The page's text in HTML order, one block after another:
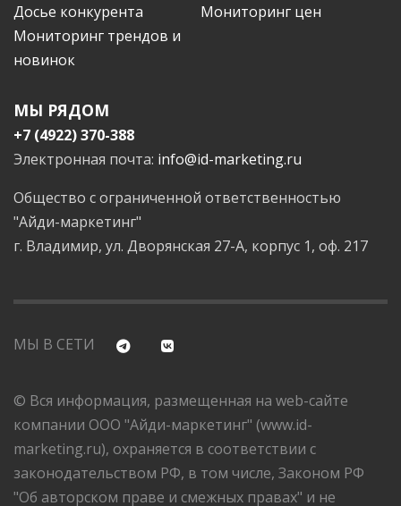
Досье конкурента
Мониторинг цен
Мониторинг трендов и
новинок
МЫ РЯДОМ
+7 (4922) 370-388
Электронная почта: info@id-marketing.ru
Общество с ограниченной ответственностью
"Айди-маркетинг"
г. Владимир, ул. Дворянская 27-А, корпус 1, оф. 217
МЫ В СЕТИ
© Вся информация, размещенная на web-сайте
компании ООО "Айди-маркетинг" (www.id-
marketing.ru), охраняется в соответствии с
законодательством РФ, в том числе, Законом РФ
"Об авторском праве и смежных правах" и не